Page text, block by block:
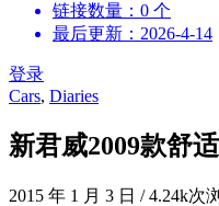
链接数量：0 个
最后更新：2026-4-14
登录
Cars, Diaries
新君威2009款舒
2015 年 1 月 3 日 /4.24k次